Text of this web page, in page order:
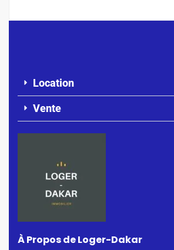
Location
Vente
À Propos de Loger-Dakar